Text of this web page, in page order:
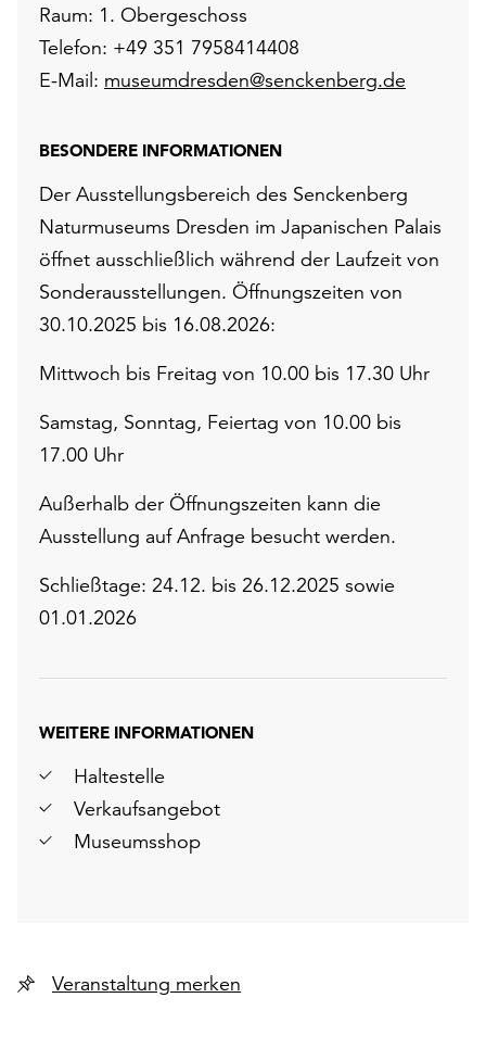
Raum: 1. Obergeschoss
Telefon: +49 351 7958414408
E-Mail: museumdresden@senckenberg.de
BESONDERE INFORMATIONEN
Der Ausstellungsbereich des Senckenberg
Naturmuseums Dresden im Japanischen Palais
öffnet ausschließlich während der Laufzeit von
Sonderausstellungen. Öffnungszeiten von
30.10.2025 bis 16.08.2026:
Mittwoch bis Freitag von 10.00 bis 17.30 Uhr
Samstag, Sonntag, Feiertag von 10.00 bis
17.00 Uhr
Außerhalb der Öffnungszeiten kann die
Ausstellung auf Anfrage besucht werden.
Schließtage: 24.12. bis 26.12.2025 sowie
01.01.2026
WEITERE INFORMATIONEN
Haltestelle
Verkaufsangebot
Museumsshop
Veranstaltung merken